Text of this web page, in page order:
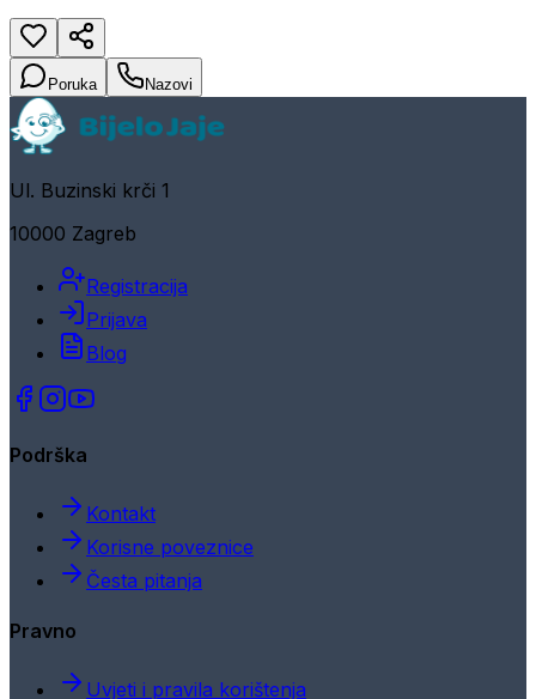
Poruka Nazovi
Ul. Buzinski krči 1
10000 Zagreb
Registracija
Prijava
Blog
Podrška
Kontakt
Korisne poveznice
Česta pitanja
Pravno
Uvjeti i pravila korištenja